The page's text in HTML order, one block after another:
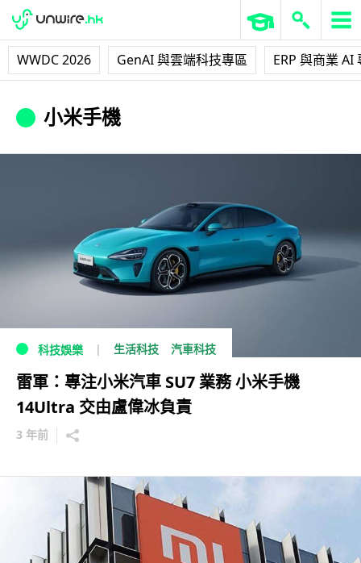
WWDC 2026 GenAI 與雲端科技專區 ERP 與商業 AI
小米手機
科技娛樂 生活科技 汽車科技
雷軍：專注小米汽車 SU7 業務 小米手機
14Ultra 交由盧偉冰負責
3 年前